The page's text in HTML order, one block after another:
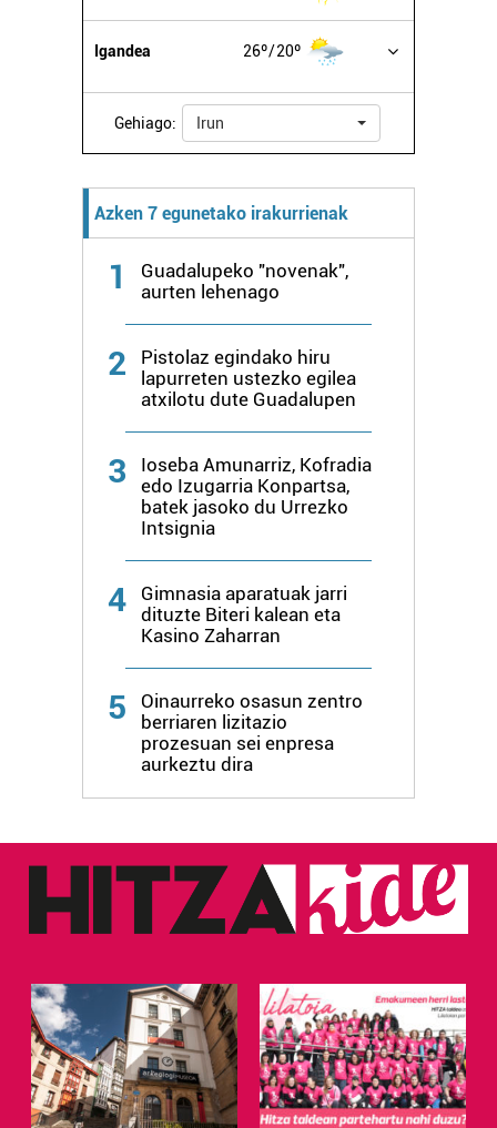
Igandea 26º 20º
Gehiago: Irun
Azken 7 egunetako irakurrienak
1
Guadalupeko "novenak",
aurten lehenago
2
Pistolaz egindako hiru
lapurreten ustezko egilea
atxilotu dute Guadalupen
3
Ioseba Amunarriz, Kofradia
edo Izugarria Konpartsa,
batek jasoko du Urrezko
Intsignia
4
Gimnasia aparatuak jarri
dituzte Biteri kalean eta
Kasino Zaharran
5
Oinaurreko osasun zentro
berriaren lizitazio
prozesuan sei enpresa
aurkeztu dira